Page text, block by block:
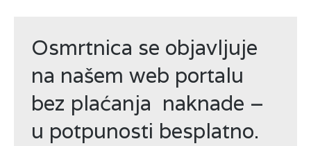
Osmrtnica se objavljuje
na našem web portalu
bez plaćanja naknade –
u potpunosti besplatno.